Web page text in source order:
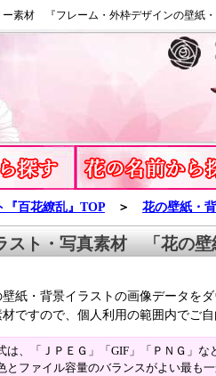
素材 『フレーム・外枠デザインの壁紙・
『百花繚乱』TOP ＞ 花の壁紙・
スト・写真素材 「花の壁
紙・背景イラストの画像データをダ
ですので、個人利用の範囲内でご自
は、「ＪＰＥＧ」「GIF」「ＰＮＧ」な
とファイル容量のバランスがよい最も